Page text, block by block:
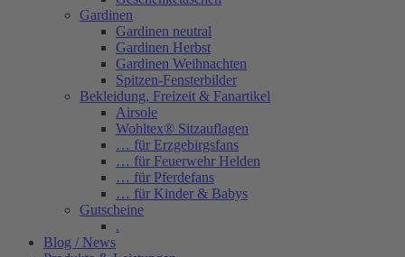
Gardinen
Gardinen neutral
Gardinen Herbst
Gardinen Weihnachten
Spitzen-Fensterbilder
Bekleidung, Freizeit & Fanartikel
Airsole
Wohltex® Sitzauflagen
… für Erzgebirgsfans
… für Feuerwehr Helden
… für Pferdefans
… für Kinder & Babys
Gutscheine
.
Blog / News